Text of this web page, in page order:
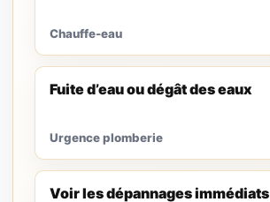
Chauffe-eau
Fuite d’eau ou dégât des eaux
Urgence plomberie
Voir les dépannages immédiats